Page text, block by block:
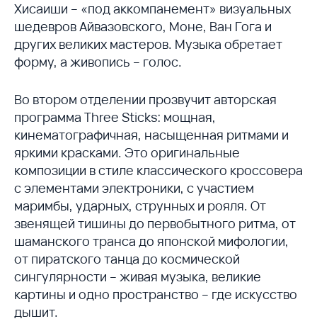
Хисаиши – «под аккомпанемент» визуальных
шедевров Айвазовского, Моне, Ван Гога и
других великих мастеров. Музыка обретает
форму, а живопись – голос.
Во втором отделении прозвучит авторская
программа Three Sticks: мощная,
кинематографичная, насыщенная ритмами и
яркими красками. Это оригинальные
композиции в стиле классического кроссовера
с элементами электроники, с участием
маримбы, ударных, струнных и рояля. От
звенящей тишины до первобытного ритма, от
шаманского транса до японской мифологии,
от пиратского танца до космической
сингулярности – живая музыка, великие
картины и одно пространство – где искусство
дышит.